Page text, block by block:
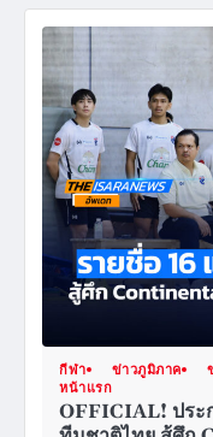
กีฬา ข่าวภูมิภาค
หน้าแรก
OFFICIAL! ประ